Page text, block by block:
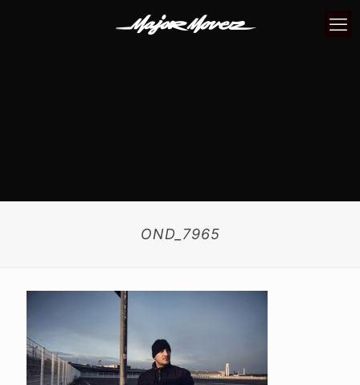
OND_7965